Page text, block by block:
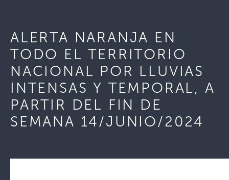
ALERTA NARANJA EN
TODO EL TERRITORIO
NACIONAL POR LLUVIAS
INTENSAS Y TEMPORAL, A
PARTIR DEL FIN DE
SEMANA 14/JUNIO/2024